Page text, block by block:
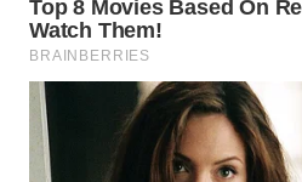
WN
PAKPAK
KARAWANG